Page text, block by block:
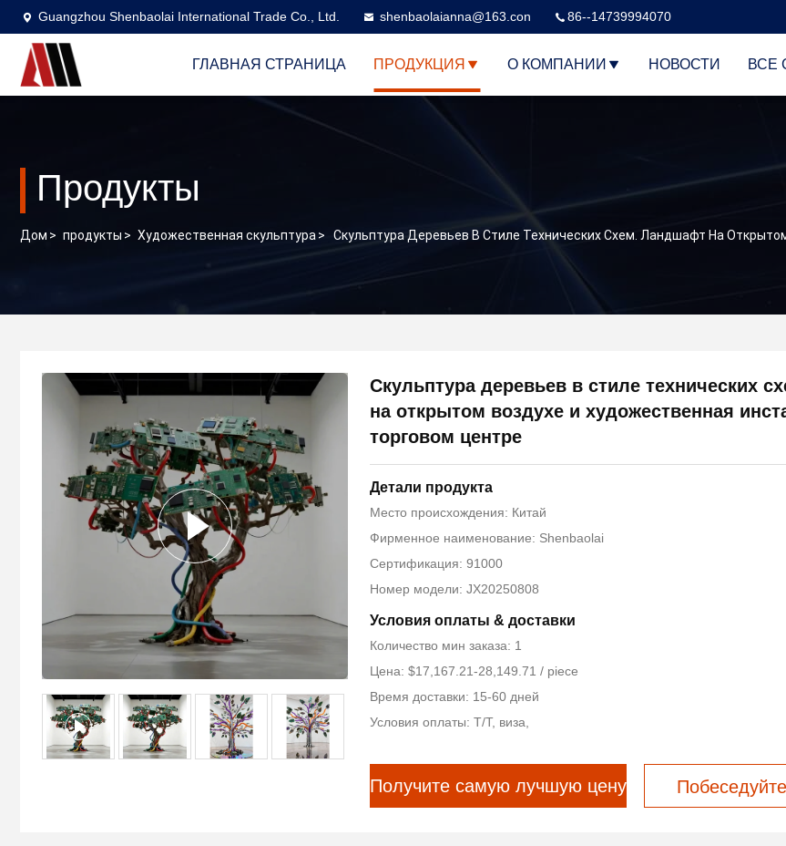
Guangzhou Shenbaolai International Trade Co., Ltd. shenbaolaianna@163.con 86--14739994070
ГЛАВНАЯ СТРАНИЦА ПРОДУКЦИЯ О КОМПАНИИ НОВОСТИ ВСЕ
Продукты
Дом > продукты > Художественная скульптура> Скульптура Деревьев В Стиле Технических Схем. Ландшафт На
Скульптура деревьев в стиле технических
на открытом воздухе и художественная
торговом центре
Детали продукта
Место происхождения: Китай
Фирменное наименование: Shenbaolai
Сертификация: 91000
Номер модели: JX20250808
Условия оплаты & доставки
Количество мин заказа: 1
Цена: $17,167.21-28,149.71 / piece
Время доставки: 15-60 дней
Условия оплаты: Т/Т, виза,
Получите самую лучшую цену